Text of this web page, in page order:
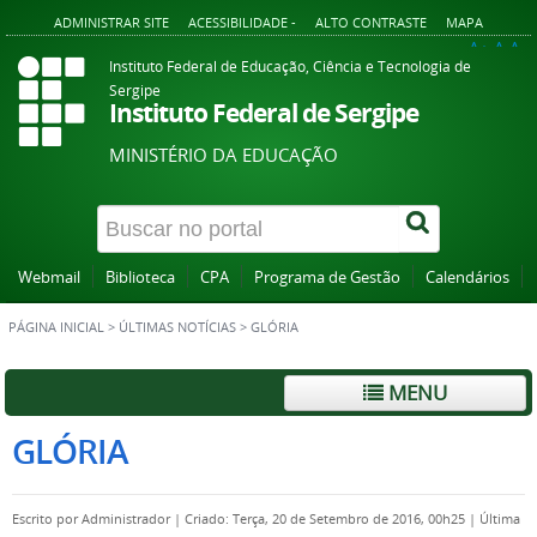
ADMINISTRAR SITE ACESSIBILIDADE - ALTO CONTRASTE MAPA
A+ A A-
Instituto Federal de Educação, Ciência e Tecnologia de
Sergipe
Instituto Federal de Sergipe
MINISTÉRIO DA EDUCAÇÃO
Webmail Biblioteca CPA Programa de Gestão Calendários
PÁGINA INICIAL > ÚLTIMAS NOTÍCIAS > GLÓRIA
MENU
GLÓRIA
Escrito porAdministrador | Criado: Terça, 20 de Setembro de 2016, 00h25 | Última